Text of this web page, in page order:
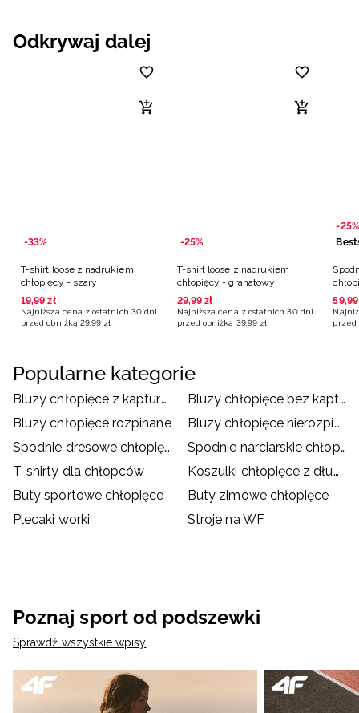
Odkrywaj dalej
-33%
T-shirt loose z nadrukiem
chłopięcy - szary
19,99 zł
Najniższa cena z ostatnich 30 dni
przed obniżką 29,99 zł
-25%
T-shirt loose z nadrukiem
chłopięcy - granatowy
29,99 zł
Najniższa cena z ostatnich 30 dni
przed obniżką 39,99 zł
-25%
59,99
przed
Popularne kategorie
Bluzy chłopięce z kapturem
Bluzy chłopięce bez kaptura
Bluzy chłopięce rozpinane
Bluzy chłopięce nierozpinane
Spodnie dresowe chłopięce
Spodnie narciarskie chłopięce
T-shirty dla chłopców
Koszulki chłopięce z długim rękawem
Buty sportowe chłopięce
Buty zimowe chłopięce
Plecaki worki
Stroje na WF
Poznaj sport od podszewki
Sprawdź wszystkie wpisy